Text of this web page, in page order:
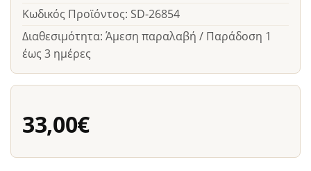
Κωδικός Προϊόντος: SD-26854
Διαθεσιμότητα: Άμεση παραλαβή / Παράδοση 1
έως 3 ημέρες
33,00€